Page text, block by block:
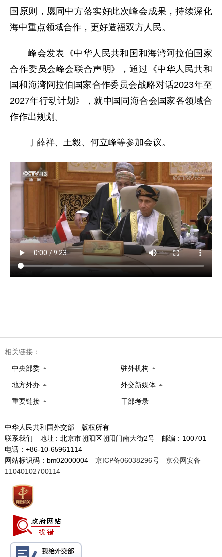
国原则，愿同中方落实好此次峰会成果，持续深化
海中重点领域合作，更好造福双方人民。
峰会发表《中华人民共和国和海湾阿拉伯国家
合作委员会峰会联合声明》，通过《中华人民共和
国和海湾阿拉伯国家合作委员会战略对话2023年至
2027年行动计划》，就中国同海合会国家各领域合
作作出规划。
丁薛祥、王毅、何立峰等参加会议。
相关链接：
中央部委 驻外机构
地方外办 外交新媒体
重要链接 干部考录
中华人民共和国外交部 版权所有
联系我们 地址：北京市朝阳区朝阳门南大街2号 邮编：100701
电话：+86-10-65961114
网站标识码：bm02000004 京ICP备06038296号
京公网安备
11040102700114